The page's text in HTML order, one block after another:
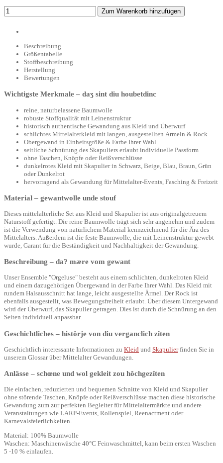
Zum Warenkorb hinzufügen
Beschreibung
Größentabelle
Stoffbeschreibung
Herstellung
Bewertungen
Wichtigste Merkmale – daʒ sint diu houbetdinc
reine, naturbelassene Baumwolle
robuste Stoffqualität mit Leinenstruktur
historisch authentische Gewandung aus Kleid und Überwurf
schlichtes Mittelalterkleid mit langen, ausgestellten Ärmeln & Rock
Obergewand in Einheitsgröße & Farbe Ihrer Wahl
seitliche Schnürung des Skapuliers erlaubt individuelle Passform
ohne Taschen, Knöpfe oder Reißverschlüsse
dunkelrotes Kleid mit Skapulier in Schwarz, Beige, Blau, Braun, Grün
oder Dunkelrot
hervorragend als Gewandung für Mittelalter-Events, Fasching & Freizeit
Material – gewantwolle unde stouf
Dieses mittelalterliche Set aus Kleid und Skapulier ist aus originalgetreuem
Naturstoff gefertigt. Die reine Baumwolle trägt sich sehr angenehm und zudem
ist die Verwendung von natürlichem Material kennzeichnend für die Ära des
Mittelalters. Außerdem ist die feste Baumwolle, die mit Leinenstruktur gewebt
wurde, Garant für die Beständigkeit und Nachhaltigkeit der Gewandung.
Beschreibung – da? mære vom gewant
Unser Ensemble "Orgeluse" besteht aus einem schlichten, dunkelroten Kleid
und einem dazugehörigen Übergewand in der Farbe Ihrer Wahl. Das Kleid mit
rundem Halsausschnitt hat lange, leicht ausgestellte Ärmel. Der Rock ist
ebenfalls ausgestellt, was Bewegungsfreiheit erlaubt. Über diesem Untergewand
wird der Überwurf, das Skapulier getragen. Dies ist durch die Schnürung an den
Seiten individuell anpassbar.
Geschichtliches – histôrje von diu verganclich zîten
Geschichtlich interessante Informationen zu Kleid und Skapulierfinden Sie in
unserem Glossar über Mittelalter Gewandungen.
Anlässe – schœne und wol gekleit zou hôchgezîten
Die einfachen, reduzierten und bequemen Schnitte von Kleid und Skapulier
ohne störende Taschen, Knöpfe oder Reißverschlüsse machen diese historische
Gewandung zum zur perfekten Begleiter für Mittelaltermärkte und andere
Veranstaltungen wie LARP-Events, Rollenspiel, Reenactment oder
Karnevalsfeierlichkeiten.
Material: 100% Baumwolle
Waschen: Maschinenwäsche 40°C Feinwaschmittel, kann beim ersten Waschen
5 -10 % einlaufen.